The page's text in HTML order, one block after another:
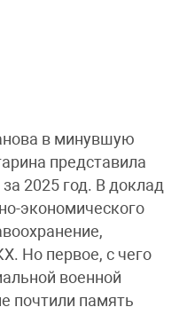
в минувшую
представила
2025 год. В доклад
экономического
Но первое, с чего
военной
почтили память